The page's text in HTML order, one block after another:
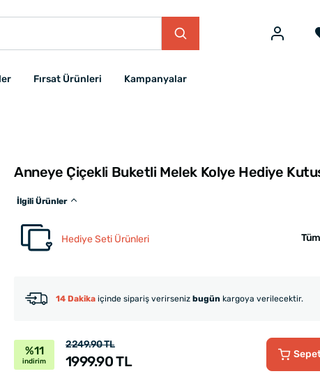
Fırsat Ürünleri Kampanyalar
Anneye Çiçekli Buketli Melek Kolye Hediye
İlgili Ürünler
Hediye Seti Ürünleri
14 Dakika içinde sipariş verirseniz bugün kargoya verilecektir.
%11
indirim
2249.90 TL
1999.90 TL